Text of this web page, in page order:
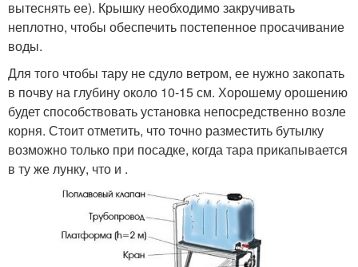
вытеснять ее). Крышку необходимо закручивать
неплотно, чтобы обеспечить постепенное просачивание
воды.
Для того чтобы тару не сдуло ветром, ее нужно закопать
в почву на глубину около 10-15 см. Хорошему орошению
будет способствовать установка непосредственно возле
корня. Стоит отметить, что точно разместить бутылку
возможно только при посадке, когда тара прикапывается
в ту же лунку, что и .